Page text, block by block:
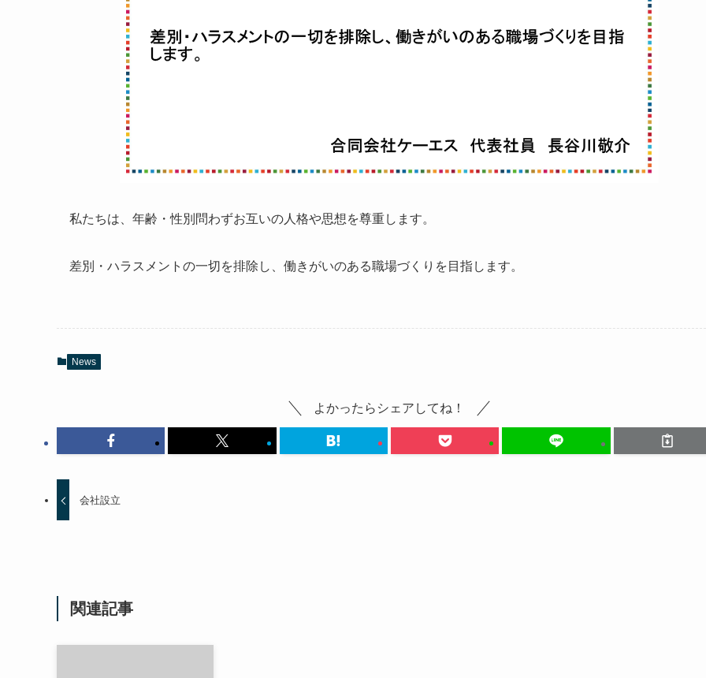
私たちは、年齢・性別問わずお互いの人格や思想を尊重します。
差別・ハラスメントの一切を排除し、働きがいのある職場づくりを目指します。
News
よかったらシェアしてね！
会社設立
関連記事